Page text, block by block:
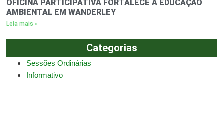
Categorias
Sessões Ordinárias
Informativo
OFICINA PARTICIPATIVA FORTALECE A EDUCAÇÃO
AMBIENTAL EM WANDERLEY
Leia mais »